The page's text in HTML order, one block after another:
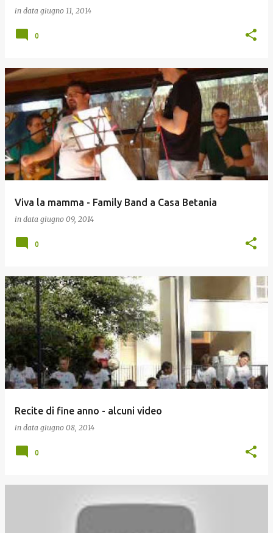
in data giugno 11, 2014
0
Viva la mamma - Family Band a Casa Betania
in data giugno 09, 2014
0
Recite di fine anno - alcuni video
in data giugno 08, 2014
0